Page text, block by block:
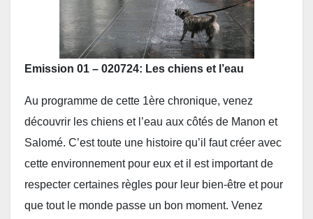
Emission 01 – 020724: Les chiens et l’eau
Au programme de cette 1ère chronique, venez
découvrir les chiens et l’eau aux côtés de Manon et
Salomé. C’est toute une histoire qu’il faut créer avec
cette environnement pour eux et il est important de
respecter certaines règles pour leur bien-être et pour
que tout le monde passe un bon moment. Venez